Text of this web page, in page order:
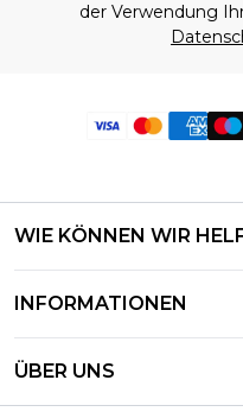
der Verwendung
WIE KÖNNEN WIR
Meine Bestellung
Lieferoptionen
INFORMATIONEN
ÜBER UNS